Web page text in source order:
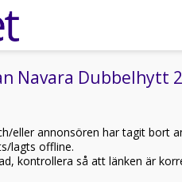
Navara Dubbelhytt
eller annonsören har tagit bort
lagts offline.
kontrollera så att länken är